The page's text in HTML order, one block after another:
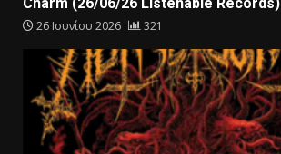
26 Ιουνίου 2026 321